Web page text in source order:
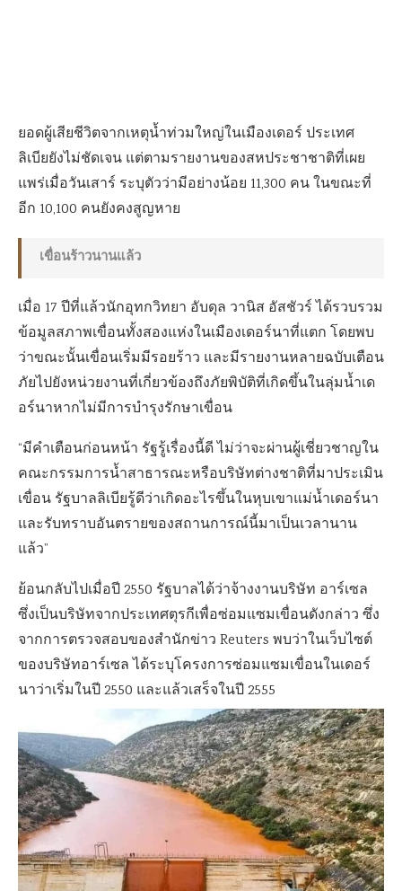
ยอดผู้เสียชีวิตจากเหตุน้ำท่วมใหญ่ในเมืองเดอร์ ประเทศ
ลิเบียยังไม่ชัดเจน แต่ตามรายงานของสหประชาชาติที่เผย
แพร่เมื่อวันเสาร์ ระบุตัวว่ามีอย่างน้อย 11,300 คน ในขณะที่
อีก 10,100 คนยังคงสูญหาย
เขื่อนร้าวนานแล้ว
เมื่อ 17 ปีที่แล้วนักอุทกวิทยา อับดุล วานิส อัสชัวร์ ได้รวบรวม
ข้อมูลสภาพเขื่อนทั้งสองแห่งในเมืองเดอร์นาที่แตก โดยพบ
ว่าขณะนั้นเขื่อนเริ่มมีรอยร้าว และมีรายงานหลายฉบับเตือน
ภัยไปยังหน่วยงานที่เกี่ยวข้องถึงภัยพิบัติที่เกิดขึ้นในลุ่มน้ำเด
อร์นาหากไม่มีการบำรุงรักษาเขื่อน
“มีคำเตือนก่อนหน้า รัฐรู้เรื่องนี้ดี ไม่ว่าจะผ่านผู้เชี่ยวชาญใน
คณะกรรมการน้ำสาธารณะหรือบริษัทต่างชาติที่มาประเมิน
เขื่อน รัฐบาลลิเบียรู้ดีว่าเกิดอะไรขึ้นในหุบเขาแม่น้ำเดอร์นา
และรับทราบอันตรายของสถานการณ์นี้มาเป็นเวลานาน
แล้ว”
ย้อนกลับไปเมื่อปี 2550 รัฐบาลได้ว่าจ้างงานบริษัท อาร์เซล
ซึ่งเป็นบริษัทจากประเทศตุรกีเพื่อซ่อมแซมเขื่อนดังกล่าว ซึ่ง
จากการตรวจสอบของสำนักข่าว Reuters พบว่าในเว็บไซต์
ของบริษัทอาร์เซล ได้ระบุโครงการซ่อมแซมเขื่อนในเดอร์
นาว่าเริ่มในปี 2550 และแล้วเสร็จในปี 2555